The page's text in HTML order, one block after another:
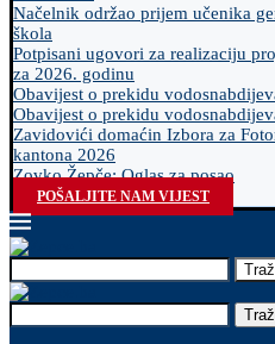
Načelnik održao prijem učenika
škola
Potpisani ugovori za realizaciju
za 2026. godinu
Obavijest o prekidu
Obavijest o prekidu
Zavidovići domaćin Izbora za
kantona 2026
Zovko Žepče: Oglas za posao
POŠALJITE NAM VIJEST